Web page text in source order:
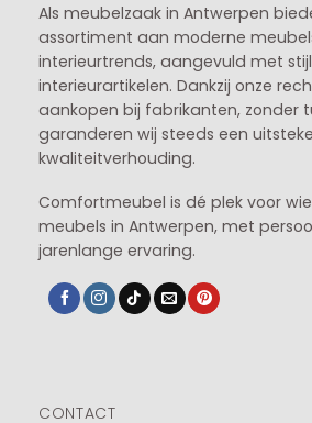
Als meubelzaak in Antwerpen
assortiment aan moderne
interieurtrends, aangevuld met
interieurartikelen. Dankzij onze
aankopen bij fabrikanten, zonder
garanderen wij steeds een
kwaliteitverhouding.
Comfortmeubel is dé plek voor
meubels in Antwerpen, met
jarenlange ervaring.
CONTACT